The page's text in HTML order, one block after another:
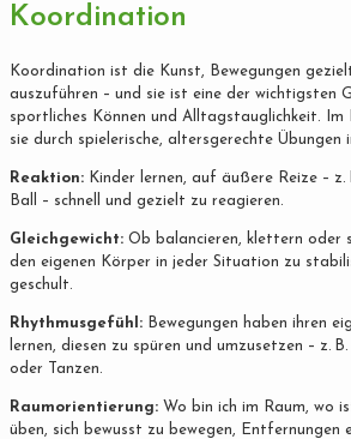
Koordination
Koordination ist die Kunst, Bewegungen
auszuführen – und sie ist eine der wichtigsten
sportliches Können und Alltagstauglichkeit.
sie durch spielerische, altersgerechte Übungen
Reaktion: Kinder lernen, auf äußere Reize – z.
Ball – schnell und gezielt zu reagieren.
Gleichgewicht: Ob balancieren, klettern oder
den eigenen Körper in jeder Situation zu
geschult.
Rhythmusgefühl: Bewegungen haben ihren
lernen, diesen zu spüren und umzusetzen – z.
oder Tanzen.
Raumorientierung: Wo bin ich im Raum, wo
üben, sich bewusst zu bewegen, Entfernungen